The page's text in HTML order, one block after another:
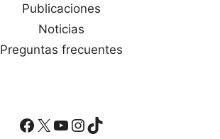
Publicaciones
Noticias
Preguntas frecuentes
Facebook
X YouTube
Instagram
TikTok